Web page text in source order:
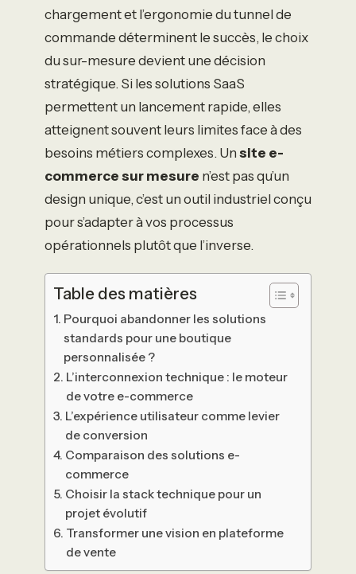
chargement et l’ergonomie du tunnel de
commande déterminent le succès, le choix
du sur-mesure devient une décision
stratégique. Si les solutions SaaS
permettent un lancement rapide, elles
atteignent souvent leurs limites face à des
besoins métiers complexes. Un site e-
commerce sur mesure n’est pas qu’un
design unique, c’est un outil industriel conçu
pour s’adapter à vos processus
opérationnels plutôt que l’inverse.
Table des matières
Pourquoi abandonner les solutions
standards pour une boutique
personnalisée ?
L’interconnexion technique : le moteur
de votre e-commerce
L’expérience utilisateur comme levier
de conversion
Comparaison des solutions e-
commerce
Choisir la stack technique pour un
projet évolutif
Transformer une vision en plateforme
de vente